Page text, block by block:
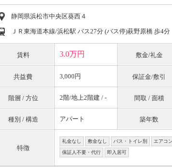
静岡県浜松市中央区葵西４
ＪＲ東海道本線/浜松駅 バス27分 (バス停)萩野原橋 歩4分
賃料 3.0万円 敷金/礼金
共益費 3,000円 保証金/敷引
階層 / 方位 2階/地上2階建 / - 間取 / 面積
種別 / 構造 アパート 築年数
特徴
礼金なし 敷金なし バス・トイレ別 エアコン
保証人不要・代行 即入居可